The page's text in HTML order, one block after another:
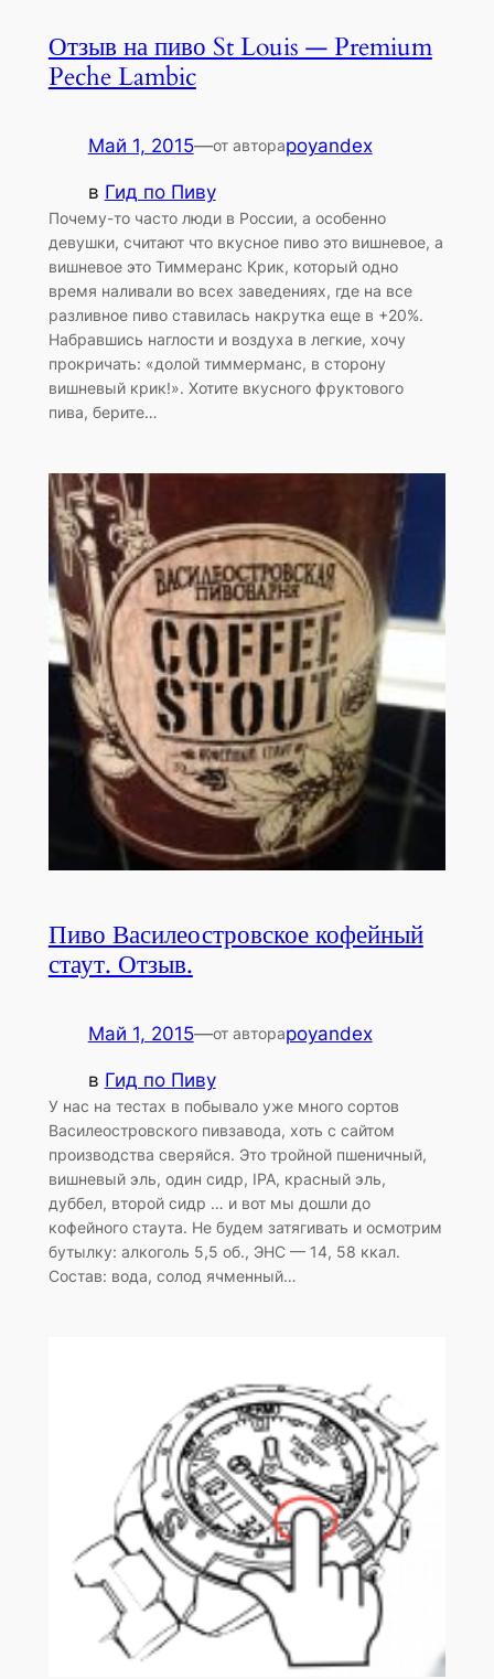
Отзыв на пиво St Louis — Premium
Peche Lambic
Май 1, 2015—от автораpoyandex
в Гид по Пиву
Почему-то часто люди в России, а особенно
девушки, считают что вкусное пиво это вишневое, а
вишневое это Тиммеранс Крик, который одно
время наливали во всех заведениях, где на все
разливное пиво ставилась накрутка еще в +20%.
Набравшись наглости и воздуха в легкие, хочу
прокричать: «долой тиммерманс, в сторону
вишневый крик!». Хотите вкусного фруктового
пива, берите…
Пиво Василеостровское кофейный
стаут. Отзыв.
Май 1, 2015—от автораpoyandex
в Гид по Пиву
У нас на тестах в побывало уже много сортов
Василеостровского пивзавода, хоть с сайтом
производства сверяйся. Это тройной пшеничный,
вишневый эль, один сидр, IPA, красный эль,
дуббел, второй сидр … и вот мы дошли до
кофейного стаута. Не будем затягивать и осмотрим
бутылку: алкоголь 5,5 об., ЭНС — 14, 58 ккал.
Состав: вода, солод ячменный…